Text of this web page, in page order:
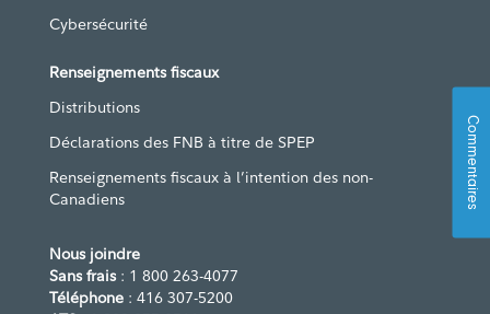
Cybersécurité
Renseignements fiscaux
Distributions
Déclarations des FNB à titre de SPEP
Renseignements fiscaux à l’intention des non-
Canadiens
Nous joindre
Sans frais: 1 800 263-4077
Téléphone : 416 307-5200
Commentaires